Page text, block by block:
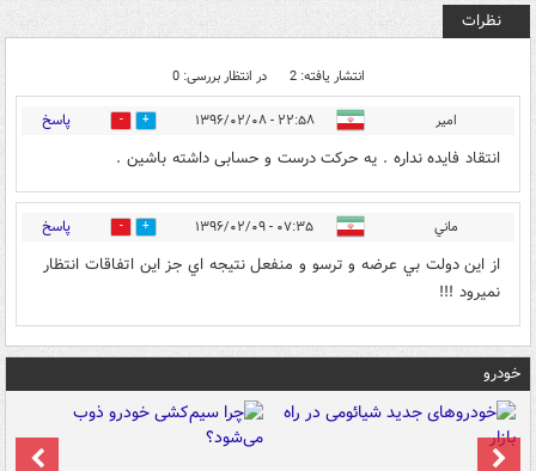
نظرات
انتشار یافته: 2 در انتظار بررسی: 0
امیر ۲۲:۵۸ - ۱۳۹۶/۰۲/۰۸ 0 پاسخ
انتقاد فایده نداره . یه حرکت درست و حسابی داشته باشین .
ماني ۰۷:۳۵ - ۱۳۹۶/۰۲/۰۹ 0 پاسخ
از اين دولت بي عرضه و ترسو و منفعل نتيجه اي جز اين اتفاقات انتظار
نميرود !!!
خودرو